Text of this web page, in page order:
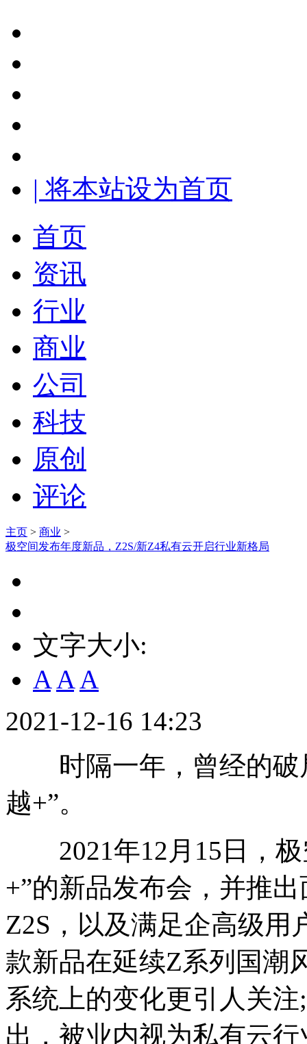
| 将本站设为首页
首页
资讯
行业
商业
公司
科技
原创
评论
主页 > 商业 >
极空间发布年度新品，Z2S/新Z4私有云开启行业新格局
文字大小:
A A A
2021-12-16 14:23
时隔一年，曾经的破
越+”。
2021年12月15日，极
+”的新品发布会，并推
Z2S，以及满足企高级用
款新品在延续Z系列国潮
系统上的变化更引人关
出，被业内视为私有云